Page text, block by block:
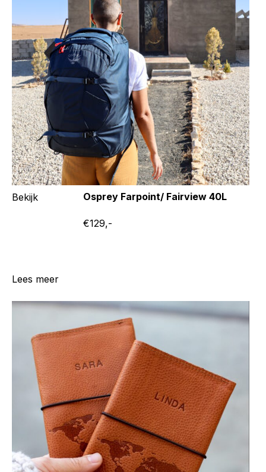
Bekijk Osprey Farpoint/ Fairview 40L
€129,-
Lees meer